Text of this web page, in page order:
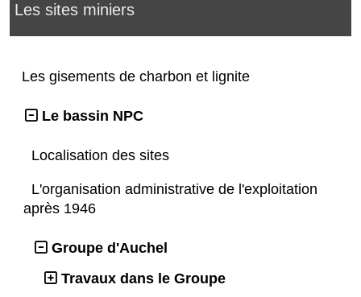
Les sites miniers
Les gisements de charbon et lignite
Le bassin NPC
Localisation des sites
L'organisation administrative de l'exploitation
après 1946
Groupe d'Auchel
Travaux dans le Groupe